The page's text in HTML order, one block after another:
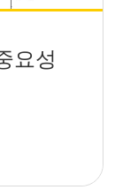
요성